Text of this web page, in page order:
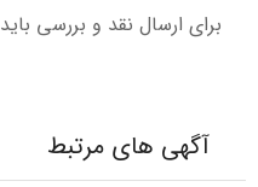
برای ارسال نقد و بررسی باید
آگهی های مرتبط